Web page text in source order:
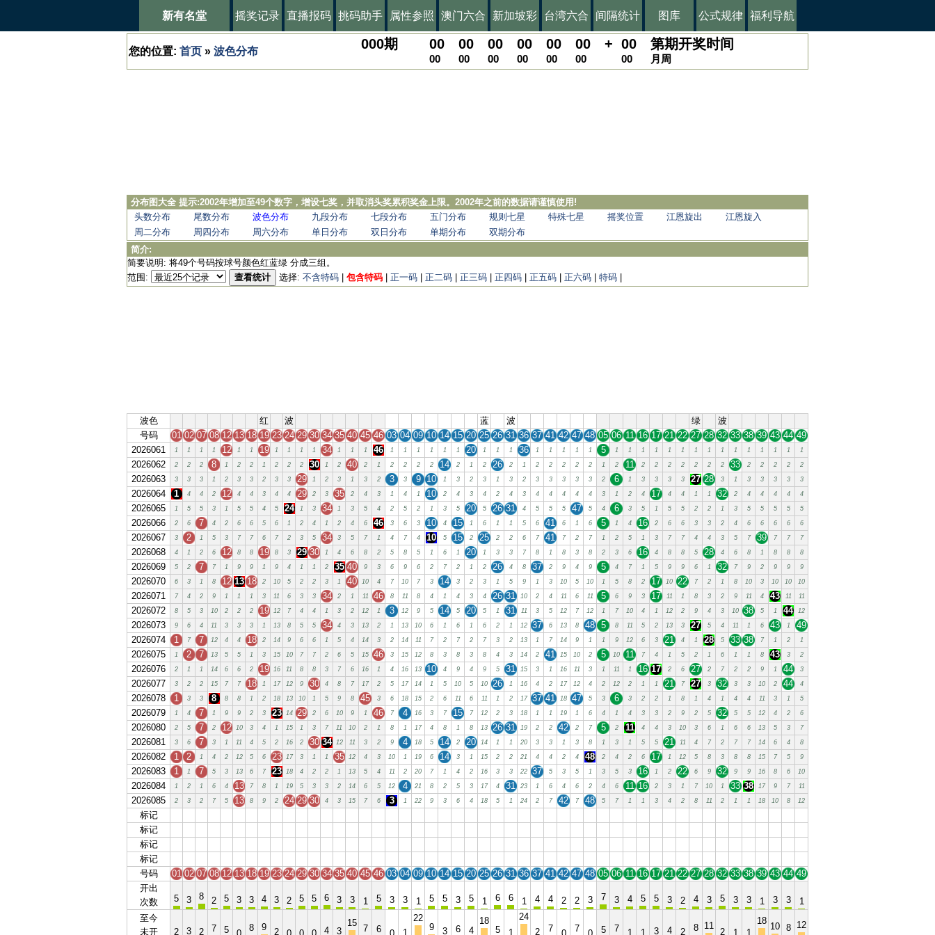
新有名堂 摇奖记录 直播报码 挑码助手 属性参照 澳门六合 新加坡彩 台湾六合 间隔统计 图库 公式规律 福利导航
您的位置: 首页 » 波色分布 000期 00 00 00 00 00 00 + 00 第期开奖时间
00 00 00 00 00 00 00 月 周
分布图大全 提示:2002年增加至49个数字，增设七奖，并取消头奖累积奖金上限。2002年之前的数据请谨慎使用!
头数分布
尾数分布 波色分布 九段分布 七段分布 五门分布 规则七星 特殊七星 摇奖位置 江恩旋出
江恩旋入
周二分布
周四分布 周六分布 单日分布 双日分布 单期分布
双期分布
简介:
简要说明: 将49个号码按球号颜色红蓝绿 分成三组。
范围:
查看统计 选择: 不含特码 包含特码 正一码 正二码 正三码 正四码 正五码 正六码 特码
波色 红 波 蓝 波 绿
波
号码
01 02 07 08 12 13 18 19 23 24 29 30 34 35 40 45 46 03 04 09 10 14 15 20 25 26 31 36 37 41 42 47 48 05 06 11 16 17 21 22 27 28 32 33 38 39 43 44 49
2026061
1 1 1 1 12 1 1 19 1 1 1 1 34 1 1 1 46 1 1 1 1 1 1 20 1 1 1 36 1 1 1 1 1 5 1 1 1 1 1 1 1 1 1 1 1 1 1 1 1
2026062 2 2 2 8 1 2 2 1 2 2 2 30 1 2 40 2 1 2 2 2 2 14 2 1 2 26 2 1 2 2 2 2 2 1 2 11 2 2 2 2 2 2 2 33 2 2 2 2 2
2026063 3 3 3 1 2 3 3 2 3 3 29 1 2 3 1 3 2 3 3 9 10 1 3 2 3 1 3 2 3 3 3 3 3 2 6 1 3 3 3 3 27 28 3 1 3 3 3 3 3
2026064 1 4 4 2 12 4 4 3 4 4 29 2 3 35 2 4 3 1 4 1 10 2 4 3 4 2 4 3 4 4 4 4 4 3 1 2 4 17 4 4 1 1 32 2 4 4 4 4 4
2026065 1 5 5 3 1 5 5 4 5 24 1 3 34 1 3 5 4 2 5 2 1 3 5 20 5 26 31 4 5 5 5 47 5 4 6 3 5 1 5 5 2 2 1 3 5 5 5 5 5
2026066 2 6 7 4 2 6 6 5 6 1 2 4 1 2 4 6 46 3 6 3 10 4 15 1 6 1 1 5 6 41 6 1 6 5 1 4 16 2 6 6 3 3 2 4 6 6 6 6 6
2026067 3 2 1 5 3 7 7 6 7 2 3 5 34 3 5 7 1 4 7 4 10 5 15 2 25 2 2 6 7 41 7 2 7 1 2 5 1 3 7 7 4 4 3 5 7 39 7 7 7
2026068 4 1 2 6 12 8 8 19 8 3 29 30 1 4 6 8 2 5 8 5 1 6 1 20 1 3 3 7 8 1 8 3 8 2 3 6 16 4 8 8 5 28 4 6 8 1 8 8 8
2026069 5 2 7 7 1 9 9 1 9 4 1 1 2 35 40 9 3 6 9 6 2 7 2 1 2 26 4 8 37 2 9 4 9 5 4 7 1 5 9 9 6 1 32 7 9 2 9 9 9
2026070 6 3 1 8 12 13 18 2 10 5 2 2 3 1 40 10 4 7 10 7 3 14 3 2 3 1 5 9 1 3 10 5 10 1 5 8 2 17 10 22 7 2 1 8 10 3 10 10 10
2026071 7 4 2 9 1 1 1 3 11 6 3 3 34 2 1 11 46 8 11 8 4 1 4 3 4 26 31 10 2 4 11 6 11 5 6 9 3 17 11 1 8 3 2 9 11 4 43 11 11
2026072 8 5 3 10 2 2 2 19 12 7 4 4 1 3 2 12 1 3 12 9 5 14 5 20 5 1 31 11 3 5 12 7 12 1 7 10 4 1 12 2 9 4 3 10 38 5 1 44 12
2026073 9 6 4 11 3 3 3 1 13 8 5 5 34 4 3 13 2 1 13 10 6 1 6 1 6 2 1 12 37 6 13 8 48 5 8 11 5 2 13 3 27 5 4 11 1 6 43 1
49
2026074
1 7 7 12 4 4 18 2 14 9 6 6 1 5 4 14 3 2 14 11 7 2 7 2 7 3 2 13 1 7 14 9 1 1 9 12 6 3 21 4 1 28 5 33 38 7 1 2 1
2026075 1 2 7 13 5 5 1 3 15 10 7 7 2 6 5 15 46 3 15 12 8 3 8 3 8 4 3 14 2 41 15 10 2 5 10 11 7 4 1 5 2 1 6 1 1 8 43 3 2
2026076 2 1 1 14 6 6 2 19 16 11 8 8 3 7 6 16 1 4 16 13 10 4 9 4 9 5 31 15 3 1 16 11 3 1 11 1 16 17 2 6 27 2 7 2 2 9 1 44 3
2026077 3 2 2 15 7 7 18 1 17 12 9 30 4 8 7 17 2 5 17 14 1 5 10 5 10 26 1 16 4 2 17 12 4 2 12 2 1 1 21 7 27 3 32 3 3 10 2 44 4
2026078 1 3 3 8 8 8 1 2 18 13 10 1 5 9 8 45 3 6 18 15 2 6 11 6 11 1 2 17 37 41 18 47 5 3 6 3 2 2 1 8 1 4 1 4 4 11 3 1 5
2026079 1 4 7 1 9 9 2 3 23 14 29 2 6 10 9 1 46 7 4 16 3 7 15 7 12 2 3 18 1 1 19 1 6 4 1 4 3 3 2 9 2 5 32 5 5 12 4 2 6
2026080 2 5 7 2 12 10 3 4 1 15 1 3 7 11 10 2 1 8 1 17 4 8 1 8 13 26 31 19 2 2 42 2 7 5 2 11 4 4 3 10 3 6 1 6 6 13 5 3 7
2026081 3 6 7 3 1 11 4 5 2 16 2 30 34 12 11 3 2 9 4 18 5 14 2 20 14 1 1 20 3 3 1 3 8 1 3 1 5 5 21 11 4 7 2 7 7 14 6 4 8
2026082 1 2 1 4 2 12 5 6 23 17 3 1 1 35 12 4 3 10 1 19 6 14 3 1 15 2 2 21 4 4 2 4 48 2 4 2 6 17 1 12 5 8 3 8 8 15 7 5 9
2026083 1 1 7 5 3 13 6 7 23 18 4 2 2 1 13 5 4 11 2 20 7 1 4 2 16 3 3 22 37 5 3 5 1 3 5 3 16 1 2 22 6 9 32 9 9 16 8 6 10
2026084 1 2 1 6 4 13 7 8 1 19 5 3 3 2 14 6 5 12 4 21 8 2 5 3 17 4 31 23 1 6 4 6 2 4 6 11 16 2 3 1 7 10 1 33 38 17 9 7 11
2026085 2 3 2 7 5 13 8 9 2 24 29 30 4 3 15 7 6 3 1 22 9 3 6 4 18 5 1 24 2 7 42 7 48 5 7 1 1 3 4 2 8 11 2 1 1 18 10 8 12
标记
标记
标记
标记
号码
01 02 07 08 12 13 18 19 23 24 29 30 34 35 40 45 46 03 04 09 10 14 15 20 25 26 31 36 37 41 42 47 48 05 06 11 16 17 21 22 27 28 32 33 38 39 43 44 49
开出
次数
5 3 8 2 5 3 3 4 3 2 5 5 6 3 3 1 5 3 3 1 5 5 3 5 1 6 6 1 4 4 2 2 3 7 3 4 5 5 3 2 4 3 5 3 3 1 3 3
1
至今
未开
2 3 2 7 5 8 9 2 4 3
15
7 6 1
22
9
3 6 4
18
5
1
24
2
7 7 5 7 1 1 3 4 2 8 11
2 1 1
18
10 8 12